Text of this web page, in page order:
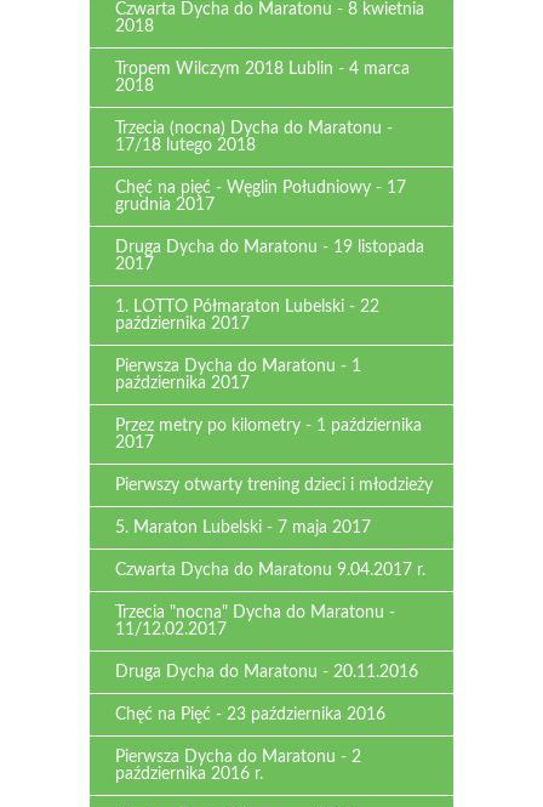
Czwarta Dycha do Maratonu - 8 kwietnia
2018
Tropem Wilczym 2018 Lublin - 4 marca
2018
Trzecia (nocna) Dycha do Maratonu -
17/18 lutego 2018
Chęć na pięć - Węglin Południowy - 17
grudnia 2017
Druga Dycha do Maratonu - 19 listopada
2017
1. LOTTO Półmaraton Lubelski - 22
października 2017
Pierwsza Dycha do Maratonu - 1
października 2017
Przez metry po kilometry - 1 października
2017
Pierwszy otwarty trening dzieci i młodzieży
5. Maraton Lubelski - 7 maja 2017
Czwarta Dycha do Maratonu 9.04.2017 r.
Trzecia "nocna" Dycha do Maratonu -
11/12.02.2017
Druga Dycha do Maratonu - 20.11.2016
Chęć na Pięć - 23 października 2016
Pierwsza Dycha do Maratonu - 2
października 2016 r.